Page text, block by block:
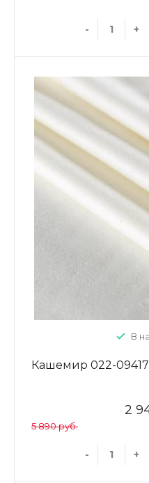
- +
В
Кашемир 022-
2
5 890 руб.
- +